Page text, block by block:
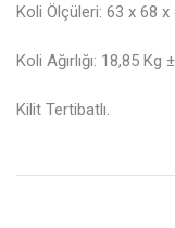
Koli Ölçüleri: 63 x 68 x
Koli Ağırlığı: 18,85 Kg
Kilit Tertibatlı.